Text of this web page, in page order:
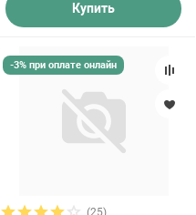
Купить
-3% при оплате онлайн
(25)